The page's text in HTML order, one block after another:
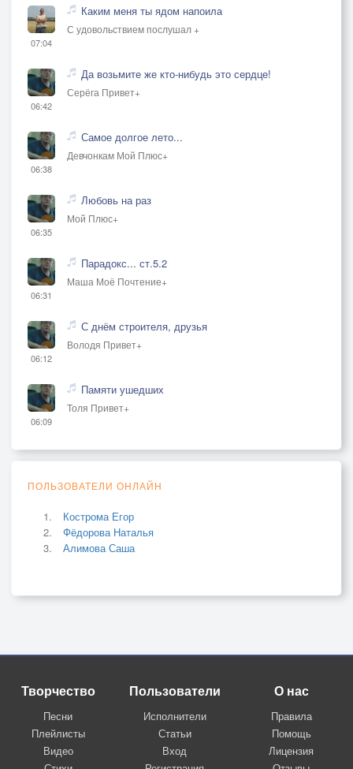
07:04
Каким меня ты ядом напоила
С удовольствием послушал +
06:42
Да возьмите же кто-нибудь это сердце!
Серёга Привет+
06:38
Самое долгое лето...
Девчонкам Мой Плюс+
06:35
Любовь на раз
Мой Плюс+
06:31
Парадокс... ст.5.2
Маша Моё Почтение+
06:12
С днём строителя, друзья
Володя Привет+
06:09
Памяти ушедших
Толя Привет+
ПОЛЬЗОВАТЕЛИ ОНЛАЙН
Кострома Егор
Фёдорова Наталья
Алимова Саша
Творчество
Песни
Плейлисты
Видео
Пользователи
Исполнители
Статьи
Вход
О нас
Правила
Помощь
Лицензия